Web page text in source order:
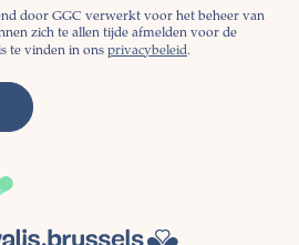
door GGC verwerkt voor het beheer van
zich te allen tijde afmelden voor de
te vinden in ons privacybeleid.